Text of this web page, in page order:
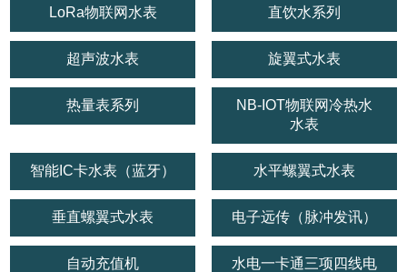
LoRa物联网水表 直饮水系列
超声波水表 旋翼式水表
热量表系列
NB-IOT物联网冷热水
水表
智能IC卡水表（蓝牙） 水平螺翼式水表
垂直螺翼式水表 电子远传（脉冲发讯）
自动充值机
水电一卡通三项四线电